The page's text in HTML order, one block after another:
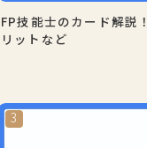
FP技能士のカード解説
リットなど